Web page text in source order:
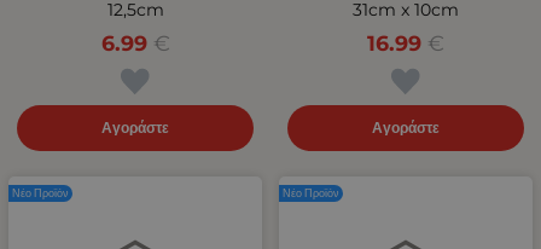
12,5cm
6.99 €
Αγοράστε
31cm x 10cm
16.99 €
Αγοράστε
Νέο Προϊόν Νέο Προϊόν